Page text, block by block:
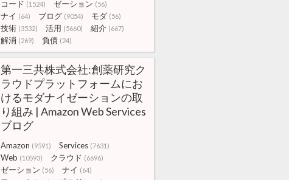
コード (1524) ゼーション (56)
ナイ (64) ブログ (9054) モダ (56)
技術 (3532) 活用 (5660) 紹介 (667)
解消 (269) 負債 (24)
第一三共株式会社:創薬研究ク
ラウドプラットフォームにお
けるモダナイゼーションの取
り組み | Amazon Web Services
ブログ
Amazon (9591) Services (7631)
Web (10593) クラウド (6696)
ゼーション (56) ナイ (64)